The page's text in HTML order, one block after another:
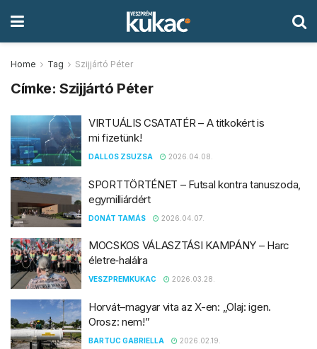
Home Tag Szijjártó Péter
Címke:Szijjártó Péter
VIRTUÁLIS CSATATÉR – A titkokért is
mi fizetünk!
DALLOS ZSUZSA 2026.04.08.
SPORTTÖRTÉNET – Futsal kontra tanuszoda,
egymilliárdért
DONÁT TAMÁS 2026.04.07.
MOCSKOS VÁLASZTÁSI KAMPÁNY – Harc
életre‑halálra
VESZPREMKUKAC 2026.03.28.
Horvát–magyar vita az X-en: „Olaj: igen.
Orosz: nem!”
BARTUC GABRIELLA 2026.02.19.